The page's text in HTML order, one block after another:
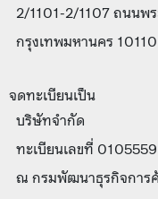
2/1101-2/1107 ถนนพ
กรุงเทพมหานคร 10110
จดทะเบียนเป็น
บริษัทจำกัด
ทะเบียนเลขที่
ณ กรมพัฒนาธุรกิจการ